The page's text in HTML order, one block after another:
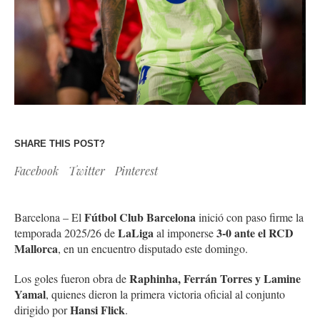
SHARE THIS POST?
Facebook Twitter Pinterest
Barcelona – El Fútbol Club Barcelonainició con paso firme la
temporada 2025/26 deLaLigaal imponerse3-0 ante el RCD
Mallorca, en un encuentro disputado este domingo.
Los goles fueron obra deRaphinha, Ferrán Torres y Lamine
Yamal, quienes dieron la primera victoria oficial al conjunto
dirigido porHansi Flick.